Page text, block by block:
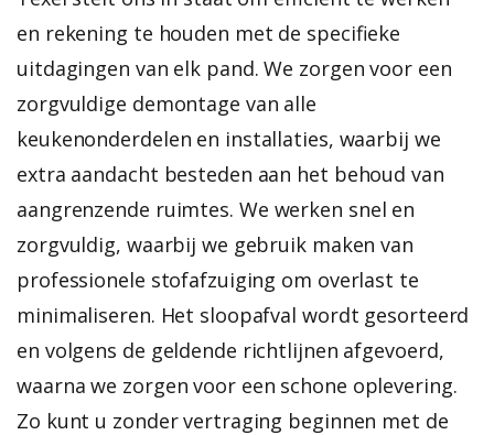
en rekening te houden met de specifieke
uitdagingen van elk pand. We zorgen voor een
zorgvuldige demontage van alle
keukenonderdelen en installaties, waarbij we
extra aandacht besteden aan het behoud van
aangrenzende ruimtes. We werken snel en
zorgvuldig, waarbij we gebruik maken van
professionele stofafzuiging om overlast te
minimaliseren. Het sloopafval wordt gesorteerd
en volgens de geldende richtlijnen afgevoerd,
waarna we zorgen voor een schone oplevering.
Zo kunt u zonder vertraging beginnen met de